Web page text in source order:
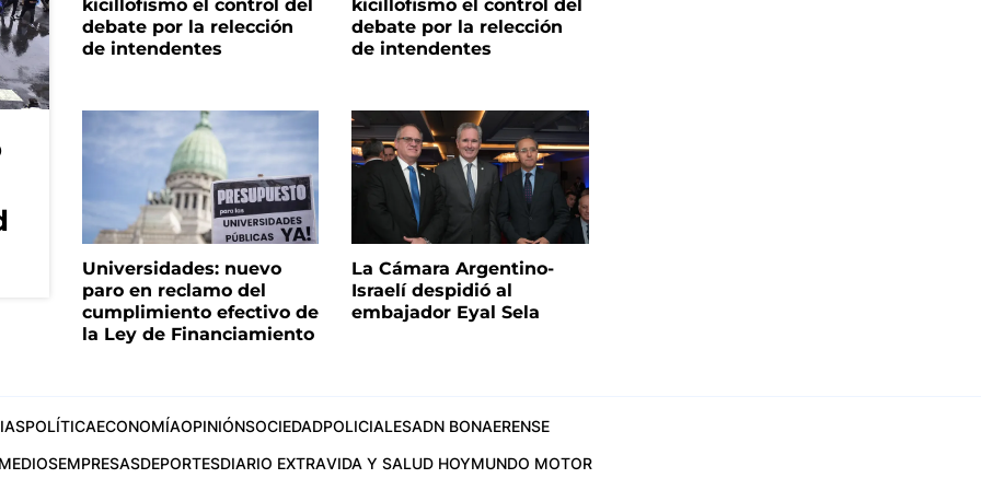
kicillofismo el control del
debate por la relección
de intendentes
kicillofismo el control del
debate por la relección
de intendentes
Universidades: nuevo
paro en reclamo del
cumplimiento efectivo de
la Ley de Financiamiento
La Cámara Argentino-
Israelí despidió al
embajador Eyal Sela
POLÍTICAECONOMÍAOPINIÓNSOCIEDADPOLICIALESADN BONAERENSE
EMPRESASDEPORTESDIARIO EXTRAVIDA Y SALUD HOYMUNDO MOTOR